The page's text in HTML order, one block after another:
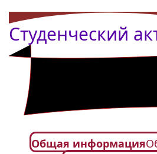
Студенческий
Общая информация